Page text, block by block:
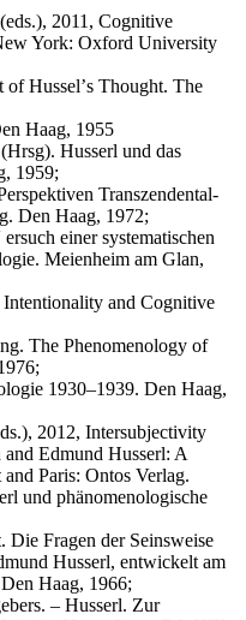
2011, Cognitive
York: Oxford University
Husselʼs Thought. The
Haag, 1955
Husserl und das
1959;
Transzendental-
Den Haag, 1972;
einer systematischen
Meienheim am Glan,
and Cognitive
The Phenomenology of
1930–1939. Den Haag,
2012, Intersubjectivity
Edmund Husserl: A
Paris: Ontos Verlag.
und phänomenologische
Fragen der Seinsweise
Husserl, entwickelt am
Haag, 1966;
– Husserl. Zur